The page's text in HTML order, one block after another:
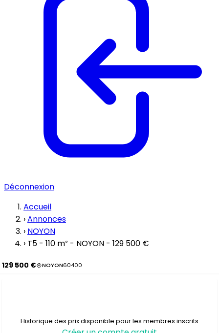
Déconnexion
Accueil
›Annonces
› NOYON
› T5 - 110 m² - NOYON - 129 500 €
129 500 € NOYON60400
Historique des prix disponible pour les membres inscrits